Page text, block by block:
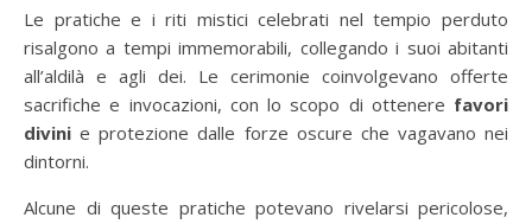
Le pratiche e i riti mistici celebrati nel tempio perduto
risalgono a tempi immemorabili, collegando i suoi abitanti
all’aldilà e agli dei. Le cerimonie coinvolgevano offerte
sacrifiche e invocazioni, con lo scopo di ottenere favori
divini e protezione dalle forze oscure che vagavano nei
dintorni.
Alcune di queste pratiche potevano rivelarsi pericolose,